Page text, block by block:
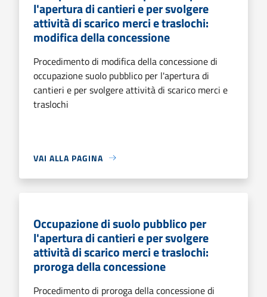
l'apertura di cantieri e per svolgere
attività di scarico merci e traslochi:
modifica della concessione
Procedimento di modifica della concessione di
occupazione suolo pubblico per l'apertura di
cantieri e per svolgere attività di scarico merci e
traslochi
VAI ALLA PAGINA
Occupazione di suolo pubblico per
l'apertura di cantieri e per svolgere
attività di scarico merci e traslochi:
proroga della concessione
Procedimento di proroga della concessione di